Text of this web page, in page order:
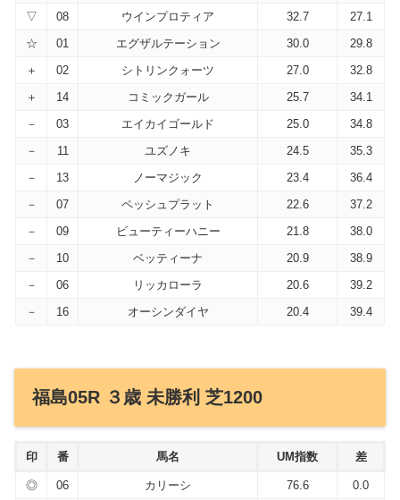
▽
08 ウインプロティア 32.7
27.1
☆
01 エグザルテーション 30.0
29.8
＋
02 シトリンクォーツ 27.0
32.8
＋
14 コミックガール 25.7
34.1
－
03 エイカイゴールド 25.0
34.8
－
11 ユズノキ 24.5
35.3
－
13 ノーマジック 23.4
36.4
－
07 ペッシュプラット 22.6
37.2
－
09 ビューティーハニー 21.8
38.0
－
10 ベッティーナ 20.9
38.9
－
06 リッカローラ 20.6
39.2
－
16 オーシンダイヤ 20.4 39.4
福島05R ３歳 未勝利 芝1200
印 番 馬名 UM指数 差
◎ 06 カリーシ 76.6
0.0